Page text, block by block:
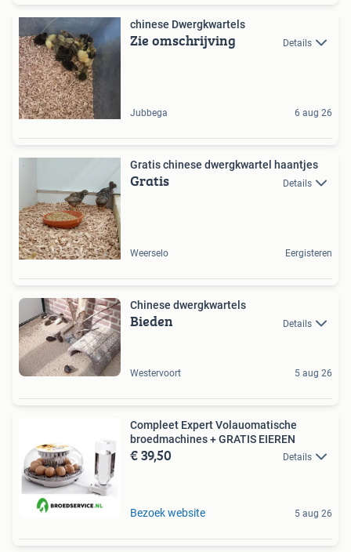
chinese Dwergkwartels
Zie omschrijving Details
Jubbega 6 aug 26
Gratis chinese dwergkwartel haantjes
Gratis Details
Weerselo Eergisteren
Chinese dwergkwartels
Bieden Details
Westervoort 5 aug 26
Compleet Expert Volauomatische
broedmachines + GRATIS EIEREN
€ 39,50 Details
Bezoek website 5 aug 26